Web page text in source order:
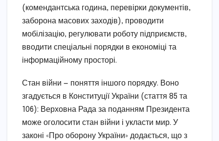
(комендантська година, перевірки документів,
заборона масових заходів), проводити
мобілізацію, регулювати роботу підприємств,
вводити спеціальні порядки в економіці та
інформаційному просторі.
Стан війни — поняття іншого порядку. Воно
згадується в Конституції України (стаття 85 та
106): Верховна Рада за поданням Президента
може оголосити стан війни і укласти мир. У
законі «Про оборону України» додається, що з